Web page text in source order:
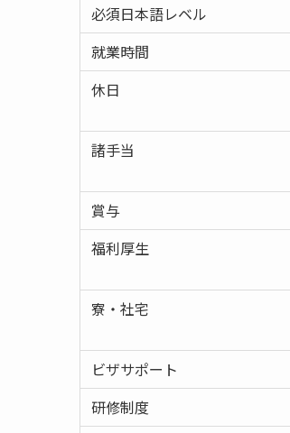
必須日本語レベル
就業時間
休日
諸手当
賞与
福利厚生
寮・社宅
ビザサポート
研修制度